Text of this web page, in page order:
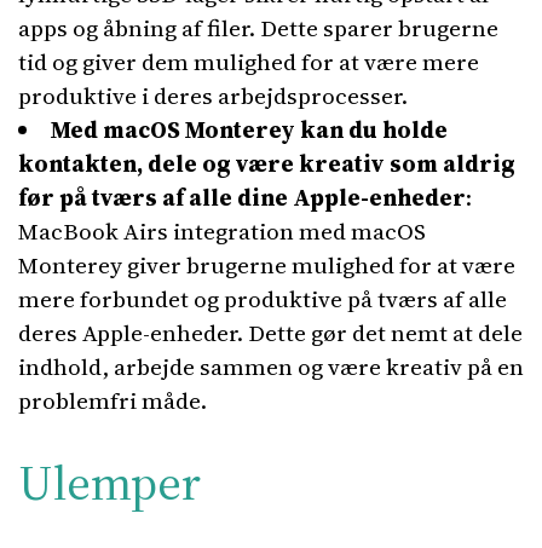
apps og åbning af filer. Dette sparer brugerne
tid og giver dem mulighed for at være mere
produktive i deres arbejdsprocesser.
Med macOS Monterey kan du holde
kontakten, dele og være kreativ som aldrig
før på tværs af alle dine Apple-enheder:
MacBook Airs integration med macOS
Monterey giver brugerne mulighed for at være
mere forbundet og produktive på tværs af alle
deres Apple-enheder. Dette gør det nemt at dele
indhold, arbejde sammen og være kreativ på en
problemfri måde.
Ulemper